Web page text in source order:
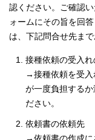
認ください。ご確認
ォームにその旨を回
は、下記問合せ先ま
接種依頼の受入
→接種依頼を受入
が一度負担する
ださい。
依頼書の依頼先